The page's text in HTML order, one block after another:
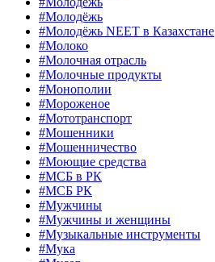
#Молодёжь
#Молодёжь NEET в Казахстане
#Молоко
#Молочная отрасль
#Молочные продукты
#Монополии
#Мороженое
#Мототранспорт
#Мошенники
#Мошенничество
#Моющие средства
#МСБ в РК
#МСБ РК
#Мужчины
#Мужчины и женщины
#Музыкальные инструменты
#Мука